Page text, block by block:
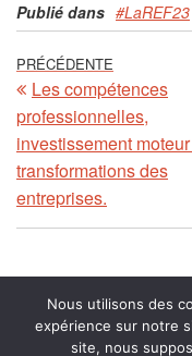
Publié dans #LaREF23
de
Article
précédent
PRÉCÉDENTE
Les compétences
professionnelles,
investissement
transformations des
entreprises.
Nous utilisons des
expérience sur notre
site, nous